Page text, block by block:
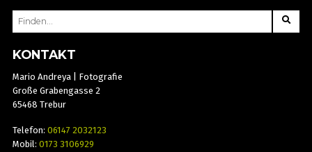
SEARCH
KONTAKT
Mario Andreya | Fotografie
Große Grabengasse 2
65468 Trebur
Telefon: 06147 2032123
Mobil: 0173 3106929